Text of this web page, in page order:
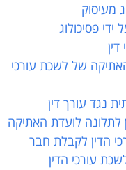
פסיכולוג
של לשכת עורכי
עורך דין
לועדת האתיקה
הדין לקבלת חבר
עורכי הדין